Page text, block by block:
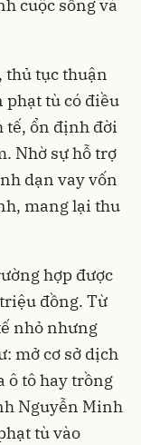
cuộc sống và
thủ tục thuận
phạt tù có điều
ổn định đời
Nhờ sự hỗ trợ
dạn vay vốn
mang lại thu
hợp được
đồng. Từ
nhỏ nhưng
mở cơ sở dịch
ô tô hay trồng
Nguyễn Minh
tù vào